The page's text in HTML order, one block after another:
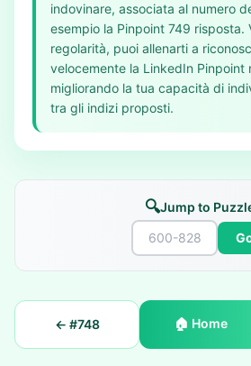
indovinare, associata al numero
esempio la Pinpoint 749 risposta.
regolarità, puoi allenarti a
velocemente la LinkedIn Pinpoint
migliorando la tua capacità di
tra gli indizi proposti.
🔍Jump to
← #748 🏠 Home